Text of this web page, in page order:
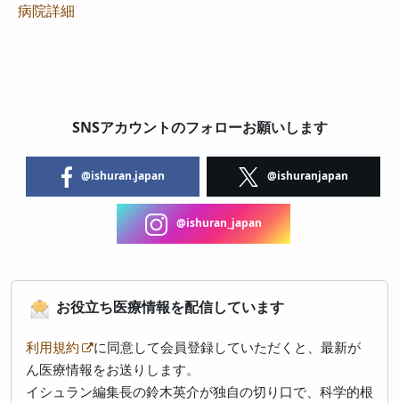
病院詳細
SNSアカウントのフォローお願いします
@ishuran.japan @ishuranjapan
@ishuran_japan
お役立ち医療情報を配信しています
利用規約
に同意して会員登録していただくと、最新が
ん医療情報をお送りします。
イシュラン編集長の鈴木英介が独自の切り口で、科学的根